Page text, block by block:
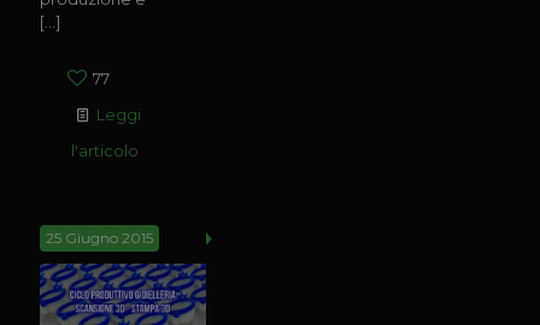
[…]
77
Leggi
l'articolo
25 Giugno 2015